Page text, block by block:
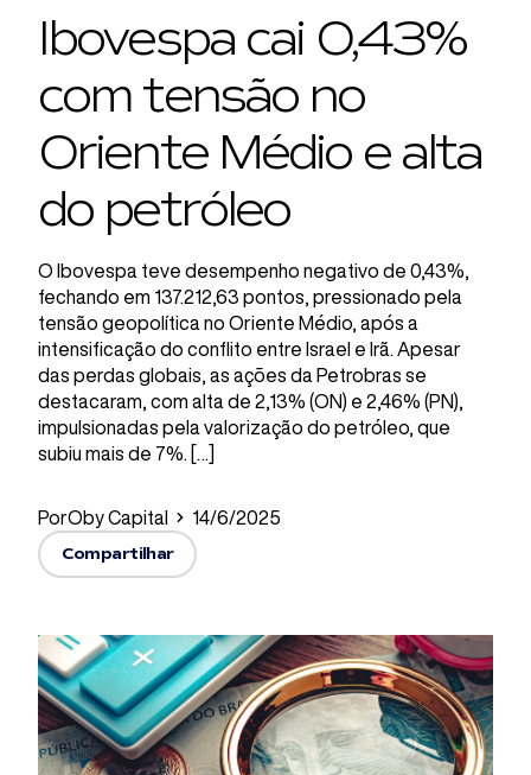
Ibovespa cai 0,43%
com tensão no
Oriente Médio e alta
do petróleo
O Ibovespa teve desempenho negativo de 0,43%,
fechando em 137.212,63 pontos, pressionado pela
tensão geopolítica no Oriente Médio, após a
intensificação do conflito entre Israel e Irã. Apesar
das perdas globais, as ações da Petrobras se
destacaram, com alta de 2,13% (ON) e 2,46% (PN),
impulsionadas pela valorização do petróleo, que
subiu mais de 7%. […]
PorOby Capital 14/6/2025
Compartilhar